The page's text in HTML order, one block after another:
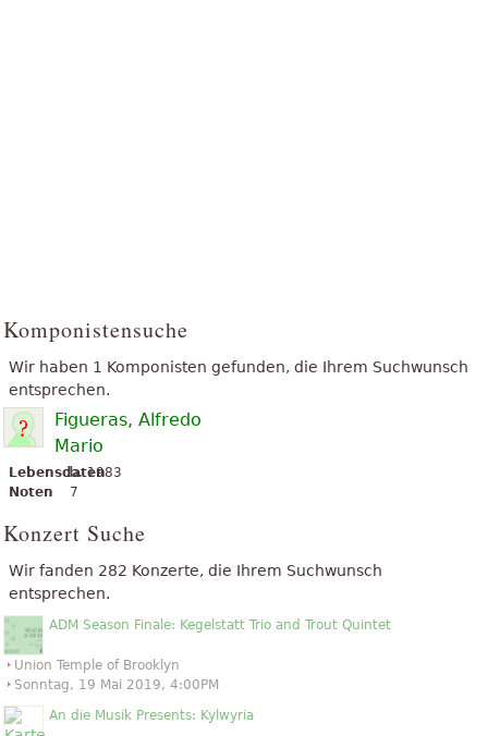
Komponistensuche
Wir haben 1 Komponisten gefunden, die Ihrem Suchwunsch
entsprechen.
Figueras, Alfredo
Mario
Lebensdaten
b. 1983
Noten
7
Konzert Suche
Wir fanden 282 Konzerte, die Ihrem Suchwunsch
entsprechen.
ADM Season Finale: Kegelstatt Trio and Trout Quintet
Union Temple of Brooklyn
Sonntag, 19 Mai 2019, 4:00PM
An die Musik Presents: Kylwyria